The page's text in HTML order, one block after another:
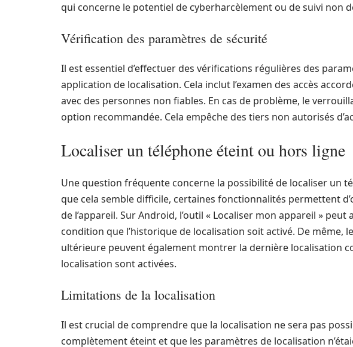
qui concerne le potentiel de cyberharcèlement ou de suivi non
Vérification des paramètres de sécurité
Il est essentiel d’effectuer des vérifications régulières des
application de localisation. Cela inclut l’examen des accès
avec des personnes non fiables. En cas de problème, le
option recommandée. Cela empêche des tiers non autorisés
Localiser un téléphone éteint ou hors ligne
Une question fréquente concerne la possibilité de localiser un
que cela semble difficile, certaines fonctionnalités permettent
de l’appareil. Sur Android, l’outil « Localiser mon appareil »
condition que l’historique de localisation soit activé. De même,
ultérieure peuvent également montrer la dernière localisation
localisation sont activées.
Limitations de la localisation
Il est crucial de comprendre que la localisation ne sera pas
complètement éteint et que les paramètres de localisation